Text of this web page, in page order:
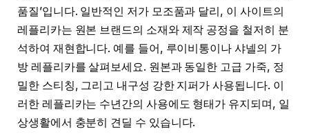
품질’입니다. 일반적인 저가 모조품과 달리, 이 사이트의
레플리카는 원본 브랜드의 소재와 제작 공정을 철저히 분
석하여 재현합니다. 예를 들어, 루이비통이나 샤넬의 가
방 레플리카를 살펴보세요. 원본과 동일한 고급 가죽, 정
밀한 스티칭, 그리고 내구성 강한 지퍼가 사용됩니다. 이
러한 레플리카는 수년간의 사용에도 형태가 유지되며, 일
상생활에서 충분히 견딜 수 있습니다.